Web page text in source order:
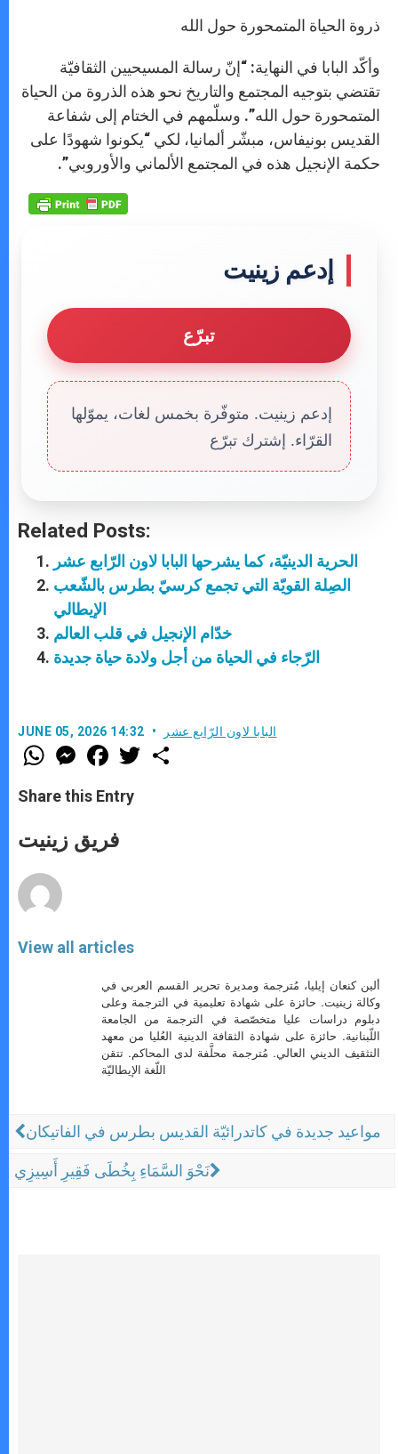
ذروة الحياة المتمحورة حول الله
وأكّد البابا في النهاية: “إنّ رسالة المسيحيين الثقافيّة
تقتضي بتوجيه المجتمع والتاريخ نحو هذه الذروة من الحياة
المتمحورة حول الله”. وسلّمهم في الختام إلى شفاعة
القديس بونيفاس، مبشّر ألمانيا، لكي “يكونوا شهودًا على
حكمة الإنجيل هذه في المجتمع الألماني والأوروبي”.
إدعم زينيت
تبرّع
إدعم زينيت. متوفّرة بخمس لغات، يموّلها
القرّاء. إشترك تبرّع
Related Posts:
الحرية الدينيّة، كما يشرحها البابا لاون الرّابع عشر
الصِلة القويّة التي تجمع كرسيّ بطرس بالشّعب
الإيطالي
خدّام الإنجيل في قلب العالم
الرّجاء في الحياة من أجل ولادة حياة جديدة
JUNE 05, 2026 14:32 البابا لاون الرّابع عشر
W
h
t
s
p
p
M
e
s
e
g
e
F
a
e
b
o
k
w
Share this Entry
فريق زينيت
View all articles
ألين كنعان إيليا، مُترجمة ومديرة تحرير القسم العربي في
وكالة زينيت. حائزة على شهادة تعليمية في الترجمة وعلى
دبلوم دراسات عليا متخصّصة في الترجمة من الجامعة
اللّبنانية. حائزة على شهادة الثقافة الدينية العُليا من معهد
التثقيف الديني العالي. مُترجمة محلَّفة لدى المحاكم. تتقن
اللّغة الإيطاليّة
مواعيد جديدة في كاتدرائيّة القديس بطرس في الفاتيكان
نَحْوَ السَّمَاءِ بِخُطَى فَقِيرِ أَسِيزِي